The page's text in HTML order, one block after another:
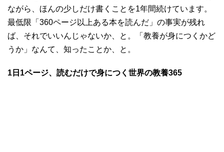
ながら、ほんの少しだけ書くことを1年間続けています。
最低限「360ページ以上ある本を読んだ」の事実が残れ
ば、それでいいんじゃないか、と。「教養が身につくかど
うか」なんて、知ったことか、と。
1日1ページ、読むだけで身につく世界の教養365